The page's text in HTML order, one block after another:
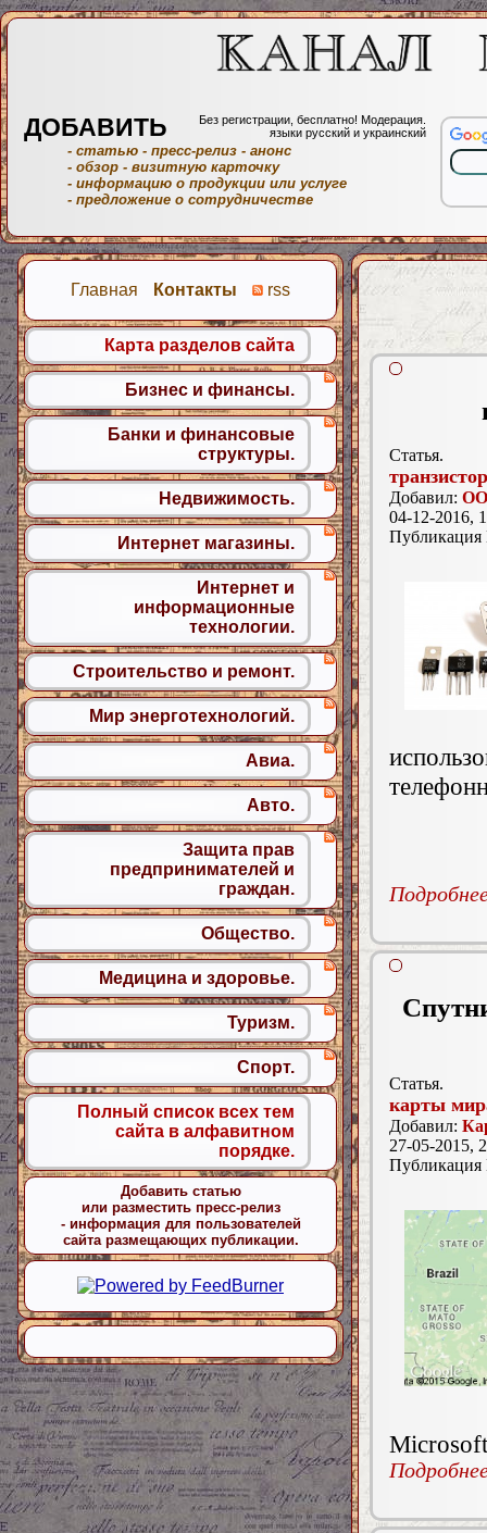
Статья.
Добавил:
04-12-2016,
Статья.
карты
Добавил:
27-05-2015,
Главная Контакты rss
Карта разделов сайта
Бизнес и финансы.
Банки и финансовые
структуры.
Недвижимость.
Интернет магазины.
Интернет и
информационные
технологии.
Строительство и ремонт.
Мир энерготехнологий.
Авиа.
Авто.
Защита прав
предпринимателей и
граждан.
Общество.
Медицина и здоровье.
Туризм.
Спорт.
Полный список всех тем
сайта в алфавитном
порядке.
Добавить статью
или разместить пресс-релиз
- информация для пользователей
сайта размещающих публикации.
ДОБАВИТЬ
Без регистрации, бесплатно! Модерация.
языки русский и украинский
- статью - пресс-релиз - анонс
- обзор - визитную карточку
- информацию о продукции или услуге
- предложение о сотрудничестве